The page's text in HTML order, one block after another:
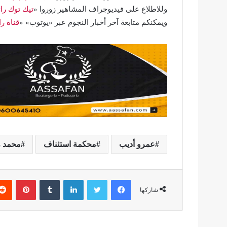
وللاطلاع على فيديوجراف المشاهير زوروا «تيك توك
ويمكنكم متابعة آخر أخبار النجوم عبر «يوتوب» «قناة
عمرو أديب محكمة استئناف محمد
شاركها
فيسبوك تويتر لينكدإن